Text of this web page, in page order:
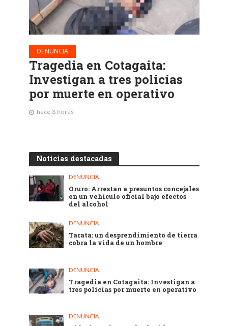
DENUNCIA
Tragedia en Cotagaita:
Investigan a tres policías
por muerte en operativo
hace 8 horas
Noticias destacadas
DENUNCIA
Oruro: Arrestan a presuntos concejales
en un vehículo oficial bajo efectos
del alcohol
DENUNCIA
Tarata: un desprendimiento de tierra
cobra la vida de un hombre
DENUNCIA
Tragedia en Cotagaita: Investigan a
tres policías por muerte en operativo
DENUNCIA